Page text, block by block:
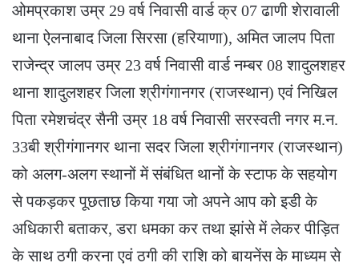
ओमप्रकाश उम्र 29 वर्ष निवासी वार्ड क्र 07 ढाणी शेरावाली
थाना ऐलनाबाद जिला सिरसा (हरियाणा), अमित जालप पिता
राजेन्द्र जालप उम्र 23 वर्ष निवासी वार्ड नम्बर 08 शादुलशहर
थाना शादुलशहर जिला श्रीगंगानगर (राजस्थान) एवं निखिल
पिता रमेशचंद्र सैनी उम्र 18 वर्ष निवासी सरस्वती नगर म.न.
33बी श्रीगंगानगर थाना सदर जिला श्रीगंगानगर (राजस्थान)
को अलग-अलग स्थानों में संबंधित थानों के स्टाफ के सहयोग
से पकड़कर पूछताछ किया गया जो अपने आप को इडी के
अधिकारी बताकर, डरा धमका कर तथा झांसे में लेकर पीड़ित
के साथ ठगी करना एवं ठगी की राशि को बायनेंस के माध्यम से